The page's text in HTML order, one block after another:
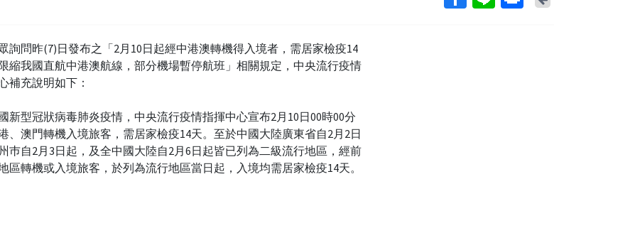
詢問昨(7)日發布之「2月10日起經中港澳轉機得入境者，需居家檢疫14
縮我國直航中港澳航線，部分機場暫停航班」相關規定，中央流行疫情
補充說明如下：
新型冠狀病毒肺炎疫情，中央流行疫情指揮中心宣布2月10日00時00分
、澳門轉機入境旅客，需居家檢疫14天。至於中國大陸廣東省自2月2日
巿自2月3日起，及全中國大陸自2月6日起皆已列為二級流行地區，經前
區轉機或入境旅客，於列為流行地區當日起，入境均需居家檢疫14天。